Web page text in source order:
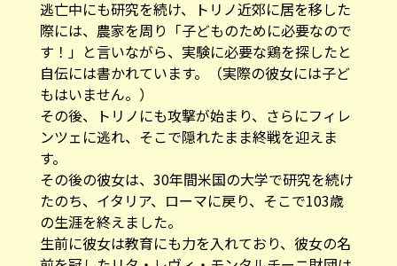
逃亡中にも研究を続け、トリノ近郊に居を移した
際には、農家を周り「子どものために必要なので
す！」と言いながら、実験に必要な鶏を探したと
自伝には書かれています。（実際の彼女には子ど
もはいません。）
その後、トリノにも攻撃が始まり、さらにフィレ
ンツェに逃れ、そこで隠れたまま終戦を迎えま
す。
その後の彼女は、30年間米国の大学で研究を続け
たのち、イタリア、ローマに戻り、そこで103歳
の生涯を終えました。
生前に彼女は教育にも力を入れており、彼女の名